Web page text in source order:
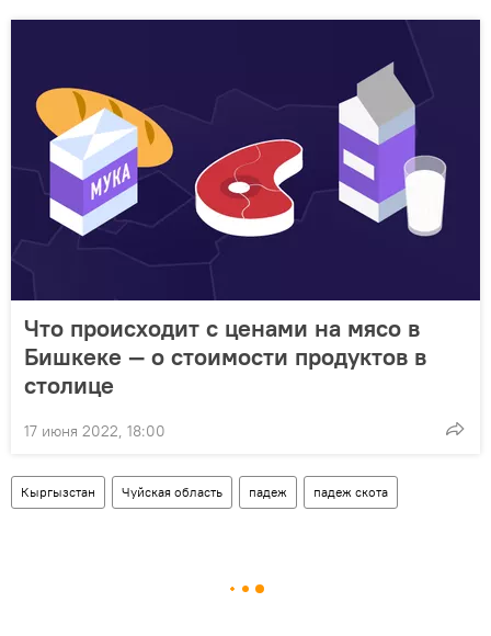
Что происходит с ценами на мясо в
Бишкеке — о стоимости продуктов в
столице
17 июня 2022, 18:00
Кыргызстан Чуйская область падеж падеж скота